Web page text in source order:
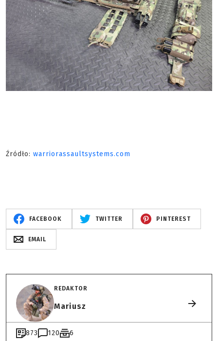
Źródło: warriorassaultsystems.com
FACEBOOK TWITTER PINTEREST
EMAIL
REDAKTOR
Mariusz
873 120 6